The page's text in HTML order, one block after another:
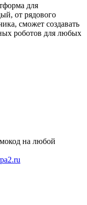
для
от рядового
сможет создавать
роботов для любых
на любой